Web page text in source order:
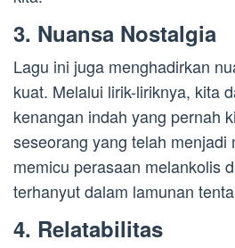
3. Nuansa Nostalgia
Lagu ini juga menghadirkan
kuat. Melalui lirik-liriknya, kita
kenangan indah yang pernah
seseorang yang telah menjadi
memicu perasaan melankolis
terhanyut dalam lamunan
4. Relatabilitas